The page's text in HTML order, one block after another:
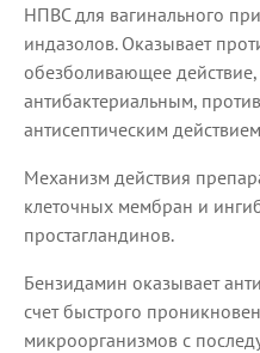
НПВС для вагинального
индазолов. Оказывает
обезболивающее действие,
антибактериальным,
антисептическим
Механизм действия
клеточных мембран и
простагландинов.
Бензидамин оказывает
счет быстрого
микроорганизмов с